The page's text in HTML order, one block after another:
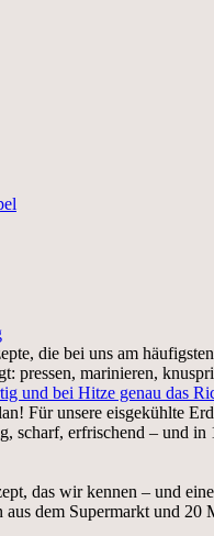
die bei uns am
pressen, marinieren,
und bei Hitze genau das
Für unsere eisgekühlte
scharf, erfrischend – und
das wir kennen – und
dem Supermarkt und